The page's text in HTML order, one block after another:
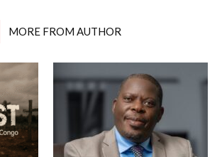
MORE FROM AUTHOR